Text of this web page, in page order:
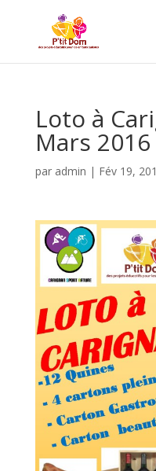
Loto à
Mars 2016
par admin | Fév 19,